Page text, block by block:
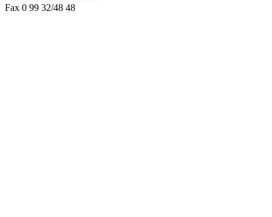
Fax 0 99 32/48 48